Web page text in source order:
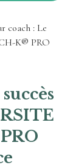
coach : Le
K® PRO